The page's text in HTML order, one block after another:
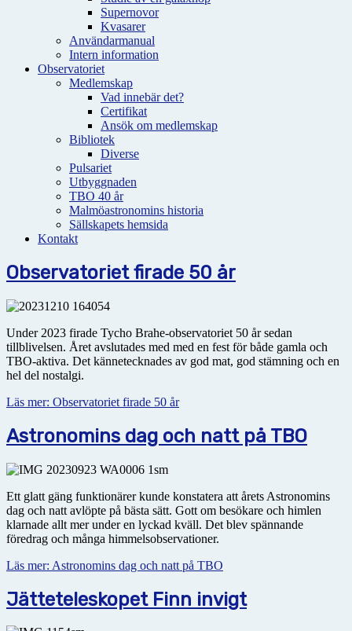
Supernovor
Kvasarer
Användarmanual
Intern information
Observatoriet
Medlemskap
Vad innebär det?
Certifikat
Ansök om medlemskap
Bibliotek
Diverse
Pulsariet
Utbyggnaden
TBO 40 år
Malmöastronomins historia
Sällskapets hemsida
Kontakt
Observatoriet firade 50 år
Under 2023 firade Tycho Brahe-observatoriet 50 år sedan
tillblivelsen. Året avslutades med med en fest för både gamla och
TBO-aktiva. Det kännetecknades av god mat, god stämning och en
hel del nostalgi.
Läs mer: Observatoriet firade 50 år
Astronomins dag och natt på TBO
Ett glatt gäng funktionärer kunde konstatera att årets Astronomins
dag och natt avlöpte på bästa sätt. Gott om besökare och himlen
klarnade allt mer under en lyckad kväll. Det blev spännande
föredrag och många himmelsobservationer.
Läs mer: Astronomins dag och natt på TBO
Jätteteleskopet Finn invigt